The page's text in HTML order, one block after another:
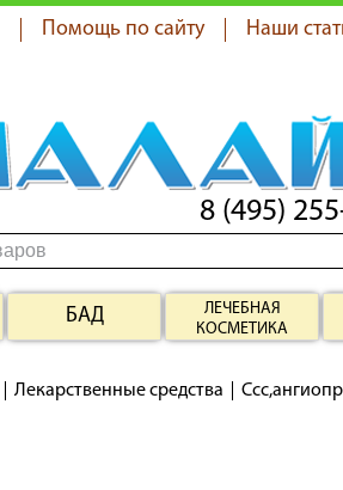
Помощь по сайту Наши
8 (495)
БАД
ЛЕЧЕБНАЯ
КОСМЕТИКА
Лекарственные средства